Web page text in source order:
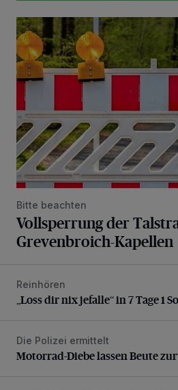
Vollsperrung der Talstraße in
Bitte beachten
Vollsperrung der
Grevenbroich-Kapellen
„Loss dir nix jefalle“ in 7 Tage 1
Reinhören
„Loss dir nix jefalle“ in 7 Tage 1
Motorrad-Diebe lassen Beute
Die Polizei ermittelt
Motorrad-Diebe lassen Beute